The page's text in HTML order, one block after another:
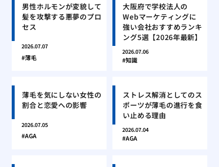
男性ホルモンが変貌して
髪を攻撃する悪夢のプロ
セス
2026.07.07
薄毛
大阪府で学校法人の
Webマーケティングに
強い会社おすすめランキ
ング5選【2026年最新】
2026.07.06
知識
薄毛を気にしない女性の
割合と恋愛への影響
2026.07.05
AGA
ストレス解消としてのス
ポーツが薄毛の進行を食
い止める理由
2026.07.04
AGA